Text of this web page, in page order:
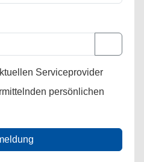
Serviceprovider
persönlichen